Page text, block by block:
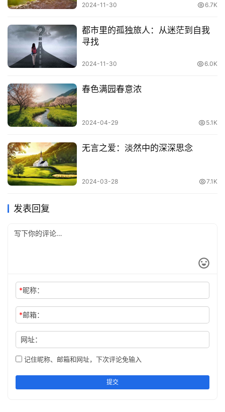
2024-11-30 6.7K
都市里的孤独旅人：从迷茫到自我
寻找
2024-11-30 6.0K
春色满园春意浓
2024-04-29 5.1K
无言之爱：淡然中的深深思念
2024-03-28 7.1K
发表回复
*昵称：
*邮箱：
网址：
记住昵称、邮箱和网址，下次评论免输入
提交